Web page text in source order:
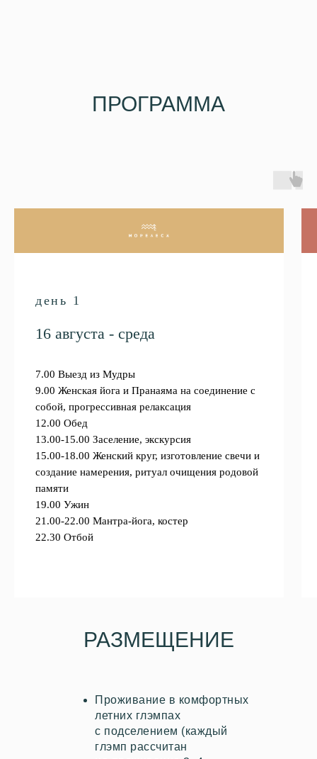
ПРОГРАММА
день 1
16 августа - среда
7.00 Выезд из Мудры
9.00 Женская йога и Пранаяма на соединение с
собой, прогрессивная релаксация
12.00 Обед
13.00-15.00 Заселение, экскурсия
15.00-18.00 Женский круг, изготовление свечи и
создание намерения, ритуал очищения родовой
памяти
19.00 Ужин
21.00-22.00 Мантра-йога, костер
22.30 Отбой
РАЗМЕЩЕНИЕ
Проживание в комфортных
летних глэмпах
с подселением (каждый
глэмп рассчитан